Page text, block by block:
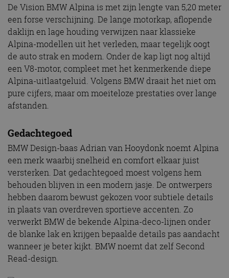
De Vision BMW Alpina is met zijn lengte van 5,20 meter
een forse verschijning. De lange motorkap, aflopende
daklijn en lage houding verwijzen naar klassieke
Alpina-modellen uit het verleden, maar tegelijk oogt
de auto strak en modern. Onder de kap ligt nog altijd
een V8-motor, compleet met het kenmerkende diepe
Alpina-uitlaatgeluid. Volgens BMW draait het niet om
pure cijfers, maar om moeiteloze prestaties over lange
afstanden.
Gedachtegoed
BMW Design-baas Adrian van Hooydonk noemt Alpina
een merk waarbij snelheid en comfort elkaar juist
versterken. Dat gedachtegoed moest volgens hem
behouden blijven in een modern jasje. De ontwerpers
hebben daarom bewust gekozen voor subtiele details
in plaats van overdreven sportieve accenten. Zo
verwerkt BMW de bekende Alpina-deco-lijnen onder
de blanke lak en krijgen bepaalde details pas aandacht
wanneer je beter kijkt. BMW noemt dat zelf Second
Read-design.